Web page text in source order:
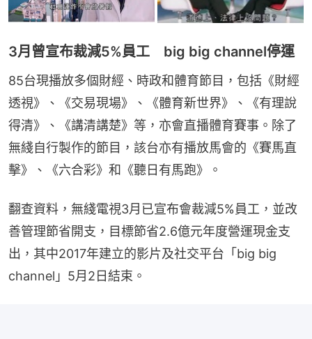
3月曾宣布裁減5%員工 big big channel停運
85台現播放多個財經、時政和體育節目，包括《財經
透視》、《交易現場》、《體育新世界》、《有理說
得清》、《講清講楚》等，亦會直播體育賽事。除了
無綫自行製作的節目，該台亦有播放馬會的《賽馬直
擊》、《六合彩》和《聽日有馬跑》。
翻查資料，無綫電視3月已宣布會裁減5%員工，並改
善管理節省開支，目標節省2.6億元年度營運現金支
出，其中2017年建立的影片及社交平台「big big
channel」5月2日結束。